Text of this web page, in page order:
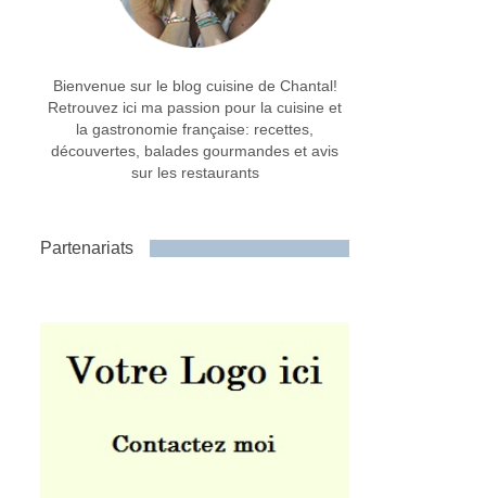
Bienvenue sur le blog cuisine de Chantal!
Retrouvez ici ma passion pour la cuisine et
la gastronomie française: recettes,
découvertes, balades gourmandes et avis
sur les restaurants
Partenariats